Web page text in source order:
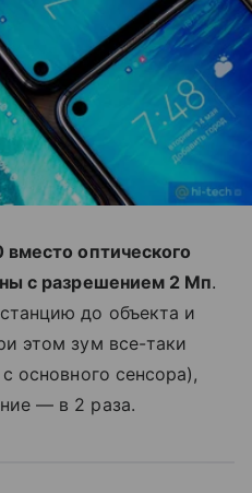
вместо оптического
с разрешением 2 Мп.
до объекта и
этом зум все-таки
основного сенсора),
— в 2 раза.